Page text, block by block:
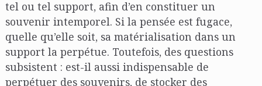
tel ou tel support, afin d’en constituer un
souvenir intemporel. Si la pensée est fugace,
quelle qu’elle soit, sa matérialisation dans un
support la perpétue. Toutefois, des questions
subsistent : est-il aussi indispensable de
perpétuer des souvenirs, de stocker des